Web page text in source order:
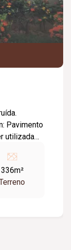
utilizada
claraboia e
03 quartos
336m²